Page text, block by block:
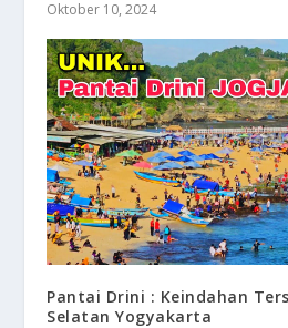
Oktober 10, 2024
Pantai Drini : Keindahan
Selatan Yogyakarta